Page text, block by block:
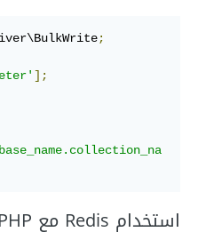
;
];
استخدام Redis مع PHP